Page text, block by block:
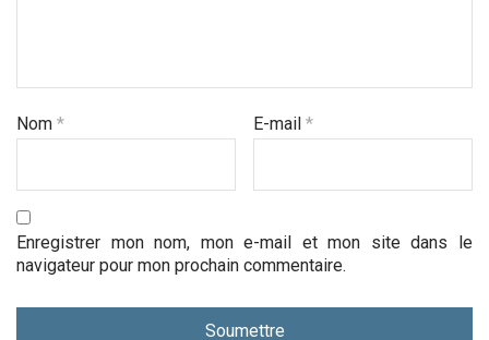
Nom * E-mail*
Enregistrer mon nom, mon e-mail et mon site dans le
navigateur pour mon prochain commentaire.